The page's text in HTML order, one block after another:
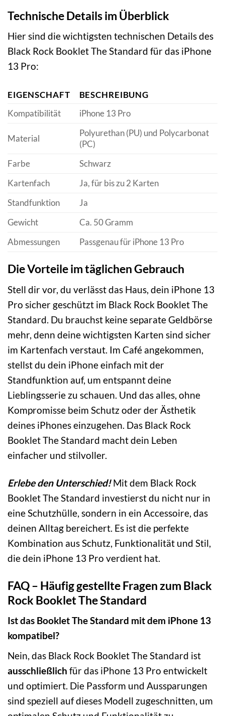
Technische Details im Überblick
Hier sind die wichtigsten technischen Details des
Black Rock Booklet The Standard für das iPhone
13 Pro:
EIGENSCHAFT
BESCHREIBUNG
Kompatibilität
iPhone 13 Pro
Material
Polyurethan (PU) und Polycarbonat
(PC)
Farbe
Schwarz
Kartenfach
Ja, für bis zu 2 Karten
Standfunktion
Ja
Gewicht
Ca. 50 Gramm
Abmessungen
Passgenau für iPhone 13 Pro
Die Vorteile im täglichen Gebrauch
Stell dir vor, du verlässt das Haus, dein iPhone 13
Pro sicher geschützt im Black Rock Booklet The
Standard. Du brauchst keine separate Geldbörse
mehr, denn deine wichtigsten Karten sind sicher
im Kartenfach verstaut. Im Café angekommen,
stellst du dein iPhone einfach mit der
Standfunktion auf, um entspannt deine
Lieblingsserie zu schauen. Und das alles, ohne
Kompromisse beim Schutz oder der Ästhetik
deines iPhones einzugehen. Das Black Rock
Booklet The Standard macht dein Leben
einfacher und stilvoller.
Erlebe den Unterschied!Mit dem Black Rock
Booklet The Standard investierst du nicht nur in
eine Schutzhülle, sondern in ein Accessoire, das
deinen Alltag bereichert. Es ist die perfekte
Kombination aus Schutz, Funktionalität und Stil,
die dein iPhone 13 Pro verdient hat.
FAQ – Häufig gestellte Fragen zum Black
Rock Booklet The Standard
Ist das Booklet The Standard mit dem iPhone 13
kompatibel?
Nein, das Black Rock Booklet The Standard ist
ausschließlich für das iPhone 13 Pro entwickelt
und optimiert. Die Passform und Aussparungen
sind speziell auf dieses Modell zugeschnitten, um